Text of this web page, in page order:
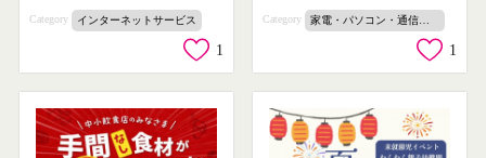
Category インターネットサービス
1
Category 家電・パソコン・通信機器
1